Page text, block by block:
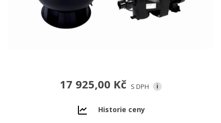
17 925,00 Kč S DPH i
Historie ceny